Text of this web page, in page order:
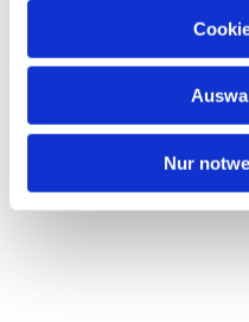
Nur
Kirchengemeinde Pfarrei
Hl. Theresa von Avila
Nordost
Leitender Pfarrer -
Pomplun
13086 Berlin